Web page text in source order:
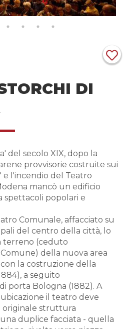
DI
del secolo XIX, dopo la
provvisorie costruite sui
l'incendio del Teatro
mancò un edificio
spettacoli popolari e
Comunale, affacciato su
del centro della città, lo
terreno (ceduto
della nuova area
la costruzione della
a seguito
porta Bologna (1882). A
il teatro deve
struttura
duplice facciata - quella